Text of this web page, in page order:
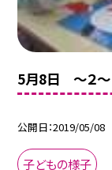
5月8日 〜２〜
公開日 2019/05/08
子どもの様子